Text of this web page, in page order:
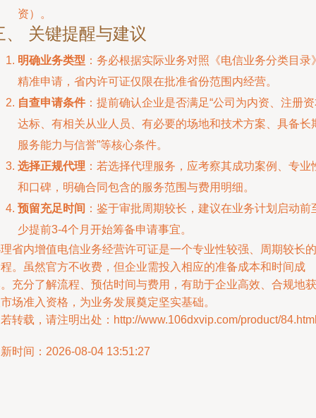
资）。
、 关键提醒与建议
明确业务类型 ：务必根据实际业务对照《电信业务分类目录
精准申请，省内许可证仅限在批准省份范围内经营。
自查申请条件：提前确认企业是否满足“公司为内资、注册
达标、有相关从业人员、有必要的场地和技术方案、具备长
服务能力与信誉”等核心条件。
选择正规代理 ：若选择代理服务，应考察其成功案例、专业
和口碑，明确合同包含的服务范围与费用明细。
预留充足时间 ：鉴于审批周期较长，建议在业务计划启动前
少提前3-4个月开始筹备申请事宜。
省内增值电信业务经营许可证是一个专业性较强、周期较长的
。虽然官方不收费，但企业需投入相应的准备成本和时间成
充分了解流程、预估时间与费用，有助于企业高效、合规地获
场准入资格，为业务发展奠定坚实基础。
转载，请注明出处：http://www.106dxvip.com/product/
时间：2026-08-04 13:51:27